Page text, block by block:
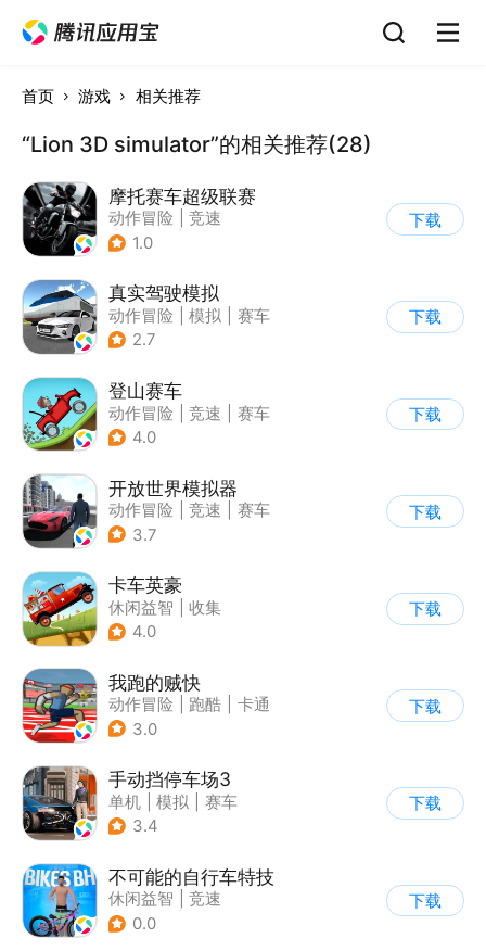
首页 游戏 相关推荐
“Lion 3D simulator”的相关推荐(28)
摩托赛车超级联赛
动作冒险
竞速
| 摩托车
1.0
下载
真实驾驶模拟
动作冒险 模拟
赛车
| 漂移
2.7
下载
登山赛车
动作冒险 竞速
赛车
| 卡通
4.0
下载
开放世界模拟器
动作冒险 竞速
赛车
| 开放世界
3.7
下载
卡车英豪
休闲益智
收集
4.0
下载
我跑的贼快
动作冒险 跑酷
卡通
3.0
下载
手动挡停车场3
单机 模拟
赛车
| 开放世界
3.4
下载
不可能的自行车特技
休闲益智
竞速
| 自行车
0.0
下载